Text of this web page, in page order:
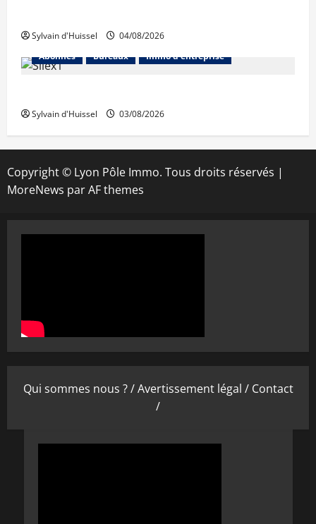
Sylvain d'Huissel
04/08/2026
Abonnés
Bureaux Immo d'entreprise
Sylvain d'Huissel 03/08/2026
Copyright © Lyon Pôle Immo. Tous droits réservés |
MoreNews par AF themes
Qui sommes nous ? /Avertissement légal / Contact
/